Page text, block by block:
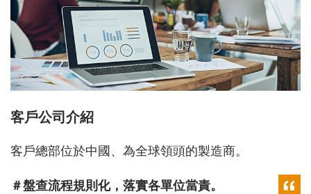
客戶公司介紹
客戶總部位於中國、為全球領頭的製造商。
＃盤查流程規則化，落實各單位當責。